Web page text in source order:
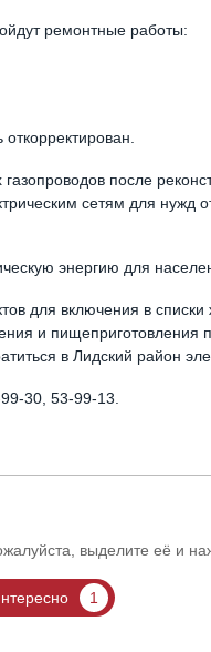
ремонтные работы:
после
сетям для нужд
энергию для
для включения в
и пищеприготовления
в Лидский район
30, 53-99-13.
выделите её и
1